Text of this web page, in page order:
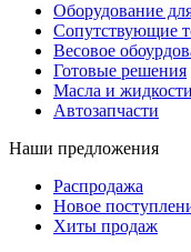
Оборудование
Сопутствующие
Весовое
Готовые решения
Масла и жидкости
Автозапчасти
Наши предложения
Распродажа
Новое
Хиты продаж